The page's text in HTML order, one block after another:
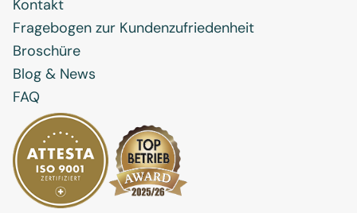
Kontakt
Fragebogen zur Kundenzufriedenheit
Broschüre
Blog & News
FAQ